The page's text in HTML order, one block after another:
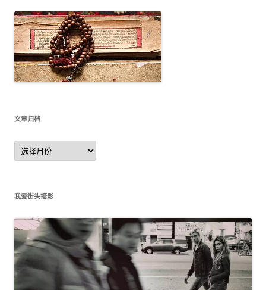
文章归档
文
章
归
我爱街头摄影